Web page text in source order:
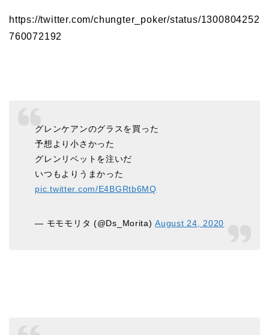
https://twitter.com/chungter_poker/status/1300804252
760072192
グレンケアンのグラスを買った
予想より小さかった
グレンリベットを注いだ
いつもよりうまかった
pic.twitter.com/E4BGRtb6MQ
— モモモリタ (@Ds_Morita)August 24, 2020